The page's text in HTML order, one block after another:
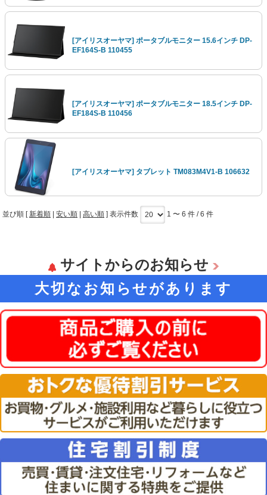
[アイリスオーヤマ] ポータブルモニター 15.6インチ DP-
EF164S-B 110455
[アイリスオーヤマ] ポータブルモニター 18.5インチ DP-
EF184S-B 110456
[アイリスオーヤマ] タブレット TM083M4V1-B 106632
並び順 [新着順 安い順 高い順 ] 表示件数 1 〜 6 件 / 6 件
サイトからのお知らせ
大切なお知らせがあります